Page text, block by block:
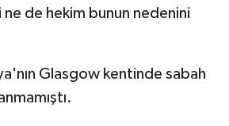
ne de hekim bunun nedenini
Glasgow kentinde sabah